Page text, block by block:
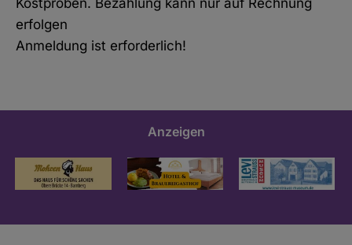
erfolgen
Anmeldung ist erforderlich!
Anzeigen